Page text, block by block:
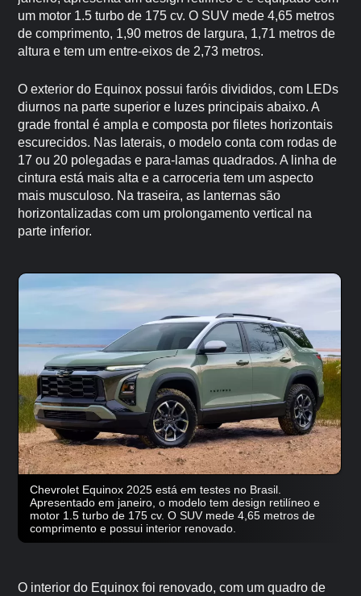
um motor 1.5 turbo de 175 cv. O SUV mede 4,65 metros
de comprimento, 1,90 metros de largura, 1,71 metros de
altura e tem um entre-eixos de 2,73 metros.
O exterior do Equinox possui faróis divididos, com LEDs
diurnos na parte superior e luzes principais abaixo. A
grade frontal é ampla e composta por filetes horizontais
escurecidos. Nas laterais, o modelo conta com rodas de
17 ou 20 polegadas e para-lamas quadrados. A linha de
cintura está mais alta e a carroceria tem um aspecto
mais musculoso. Na traseira, as lanternas são
horizontalizadas com um prolongamento vertical na
parte inferior.
Chevrolet Equinox 2025 está em testes no Brasil.
Apresentado em janeiro, o modelo tem design retilíneo e
motor 1.5 turbo de 175 cv. O SUV mede 4,65 metros de
comprimento e possui interior renovado.
O interior do Equinox foi renovado, com um quadro de